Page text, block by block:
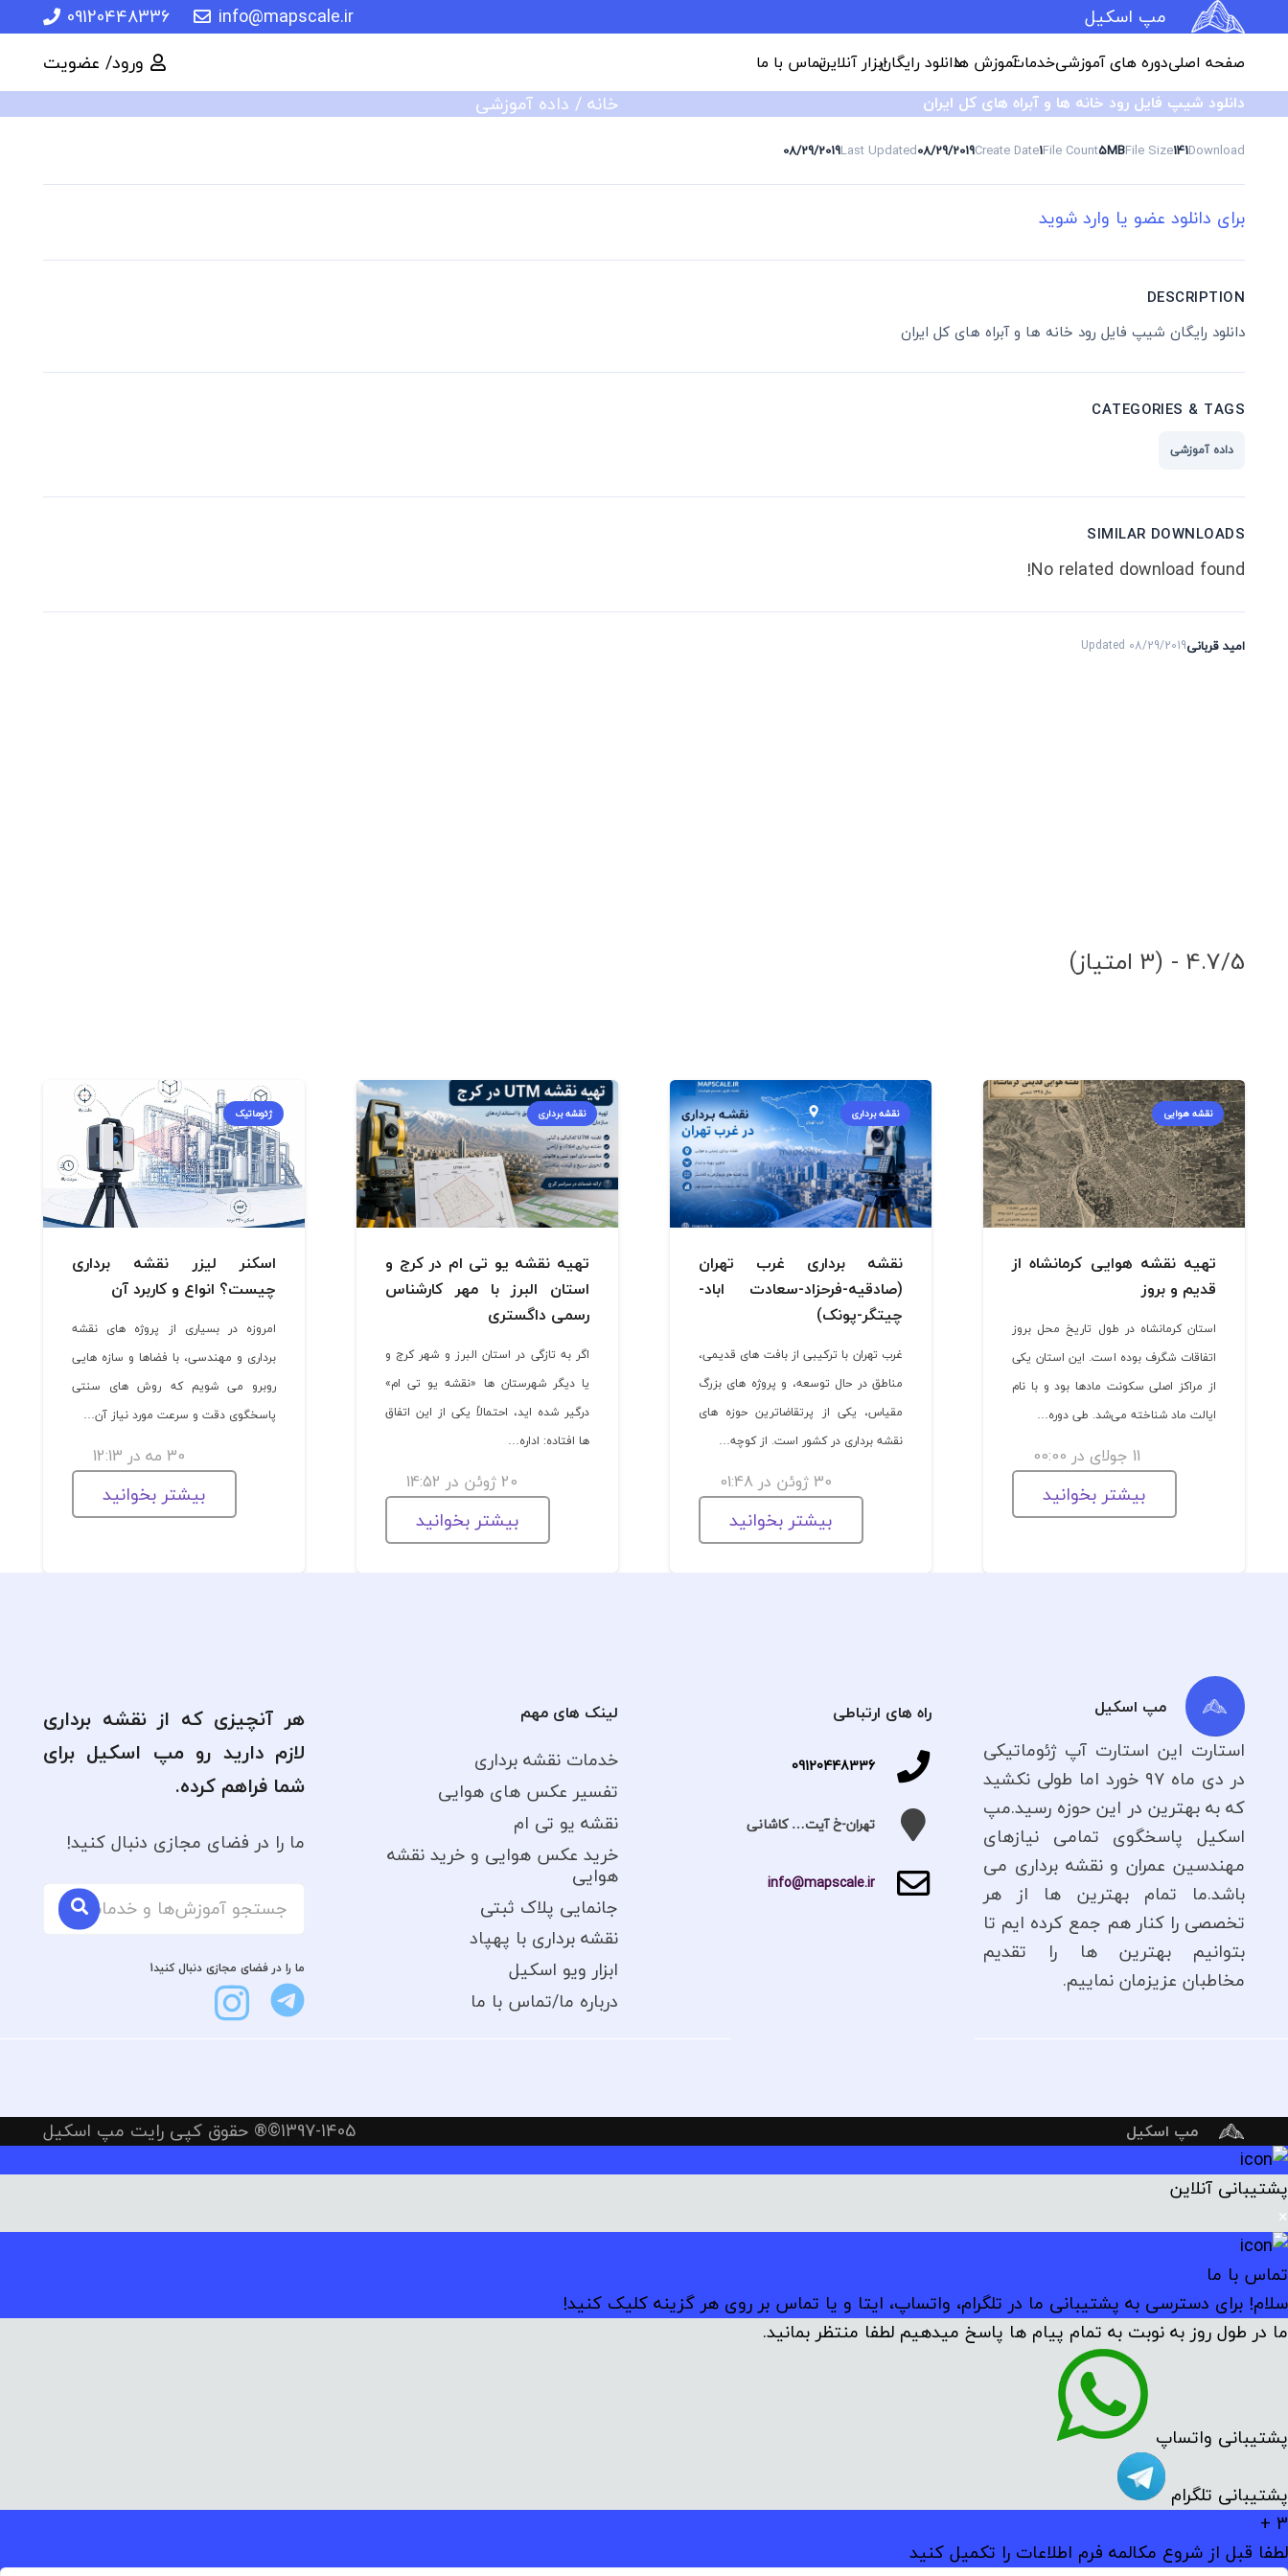
مپ اسکیل info@mapscale.ir
09120448336
صفحه اصلیدوره های آموزشیخدماتآموزش هادانلود رایگانابزار آنلاینتماس با ما ورود/ عضویت
دانلود شیپ فایل رود خانه ها و آبراه های کل ایران خانه/ داده آموزشی
Download
141
File Size
5MB
File Count
1
Create Date
08/29/2019
Last Updated
08/29/2019
برای دانلود عضو یا وارد شوید
DESCRIPTION
دانلود رایگان شیپ فایل رود خانه ها و آبراه های کل ایران
CATEGORIES & TAGS
داده آموزشی
SIMILAR DOWNLOADS
No related download found!
امید قربانیUpdated 08/29/2019
4.7/5 - (3 امتیاز)
نقشه هوایی
تهیه نقشه هوایی کرمانشاه از
قدیم و بروز
استان کرمانشاه در طول تاریخ محل بروز
اتفاقات شگرف بوده است. این استان یکی
از مراکز اصلی سکونت مادها بود و با نام
ایالت ماد شناخته می‌شد. طی دوره…
11 جولای در 00:00
بیشتر بخوانید
نقشه برداری
نقشه برداری غرب تهران
(صادقیه-فرحزاد-سعادت اباد-
چیتگر-پونک)
غرب تهران با ترکیبی از بافت های قدیمی،
مناطق در حال توسعه، و پروژه های بزرگ
مقیاس، یکی از پرتقاضاترین حوزه های
نقشه برداری در کشور است. از کوچه…
30 ژوئن در 01:48
بیشتر بخوانید
نقشه برداری
تهیه نقشه یو تی ام در کرج و
استان البرز با مهر کارشناس
رسمی داگستری
اگر به تازگی در استان البرز و شهر کرج و
یا دیگر شهرستان ها «نقشه یو تی ام»
درگیر شده اید، احتمالاً یکی از این اتفاق
ها افتاده: اداره…
20 ژوئن در 14:52
بیشتر بخوانید
ژئوماتیک
اسکنر لیزر نقشه برداری
چیست؟ انواع و کاربرد آن
امروزه در بسیاری از پروژه های نقشه
برداری و مهندسی، با فضاها و سازه هایی
روبرو می شویم که روش های سنتی
پاسخگوی دقت و سرعت مورد نیاز آن…
30 مه در 12:13
بیشتر بخوانید
مپ اسکیل
استارت این استارت آپ ژئوماتیکی
در دی ماه ۹۷ خورد اما طولی نکشید
که به بهترین در این حوزه رسید.مپ
اسکیل پاسخگوی تمامی نیازهای
مهندسین عمران و نقشه برداری می
باشد.ما تمام بهترین ها از هر
تخصصی را کنار هم جمع کرده ایم تا
بتوانیم بهترین ها را تقدیم
مخاطبان عزیزمان نماییم.
راه های ارتباطی
09120448336
تهران-خ آیت… کاشانی
info@mapscale.ir
لینک های مهم
خدمات نقشه برداری
تفسیر عکس های هوایی
نقشه یو تی ام
خرید عکس هوایی و خرید نقشه
هوایی
جانمایی پلاک ثبتی
نقشه برداری با پهپاد
ابزار ویو اسکیل
درباره ما/تماس با ما
هر آنچیزی که از نقشه برداری
لازم دارید رو مپ اسکیل برای
شما فراهم کرده.
ما را در فضای مجازی دنبال کنید!
ما را در فضای مجازی دنبال کنید1
مپ اسکیل
1397-1405©® حقوق کپی رایت مپ اسکیل
پشتیبانی آنلاین
×
تماس با ما
سلام! برای دسترسی به پشتیبانی ما در تلگرام، واتساپ، ایتا و یا تماس بر روی هر گزینه کلیک کنید!
ما در طول روز به نوبت به تمام پیام ها پاسخ میدهیم لطفا منتظر بمانید.
پشتیبانی واتساپ
پشتیبانی تلگرام
3 +
لطفا قبل از شروع مکالمه فرم اطلاعات را تکمیل کنید